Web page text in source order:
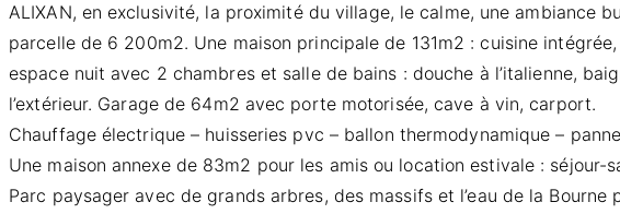
ALIXAN, en exclusivité, la proximité du village, le calme, une ambiance
parcelle de 6 200m2. Une maison principale de 131m2 : cuisine
espace nuit avec 2 chambres et salle de bains : douche à l’italienne,
l’extérieur. Garage de 64m2 avec porte motorisée, cave à vin, carport.
Chauffage électrique – huisseries pvc – ballon thermodynamique –
Une maison annexe de 83m2 pour les amis ou location estivale : séjour-
Parc paysager avec de grands arbres, des massifs et l’eau de la